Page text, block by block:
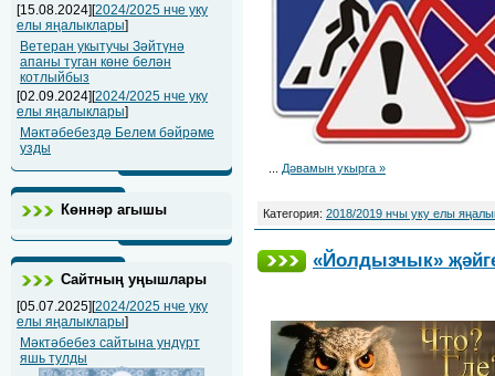
[15.08.2024][2024/2025 нче уку
елы яңалыклары]
Ветеран укытучы Зәйтүнә
апаны туган көне белән
котлыйбыз
[02.09.2024][2024/2025 нче уку
елы яңалыклары]
Мәктәбебездә Белем бәйрәме
узды
Көннәр агышы
Сайтның уңышлары
[05.07.2025][2024/2025 нче уку
елы яңалыклары]
Мәктәбебез сайтына ундүрт
яшь тулды
Дәвамын укырга »
Категория: 2018/2019 нчы уку елы
«Йолдызчык»